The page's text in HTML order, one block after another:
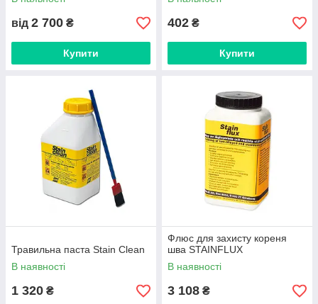
від 2 700 ₴
Купити
402 ₴
Купити
Травильна паста Stain Clean
В наявності
1 320 ₴
Флюс для захисту кореня
шва STAINFLUX
В наявності
3 108 ₴